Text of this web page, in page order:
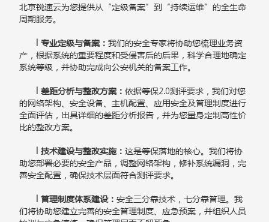
北京锐速云为您提供从“定级备案”到“持续运维”的全生命
周期服务。
l 专业定级与备案： 我们的安全专家将协助您梳理业务资
产，根据系统的重要程度和受侵害后的后果，科学合理地确定
系统等级，并协助完成向公安机关的备案工作。
l 差距分析与整改方案： 依据等保2.0测评要求，我们对您
的网络架构、安全设备、主机配置、应用安全及管理制度进行
全面评估，出具详细的差距分析报告，并为您量身定制高性价
比的整改方案。
l 技术建设与整改实施： 这是等保落地的核心。我们将协
助您部署必要的安全产品，调整网络架构，修补系统漏洞，完
善安全配置，确保技术层面符合测评要求。
l 管理制度体系建设： 安全三分靠技术，七分靠管理。我
们将协助您建立完善的安全管理制度、应急预案，并组织人员